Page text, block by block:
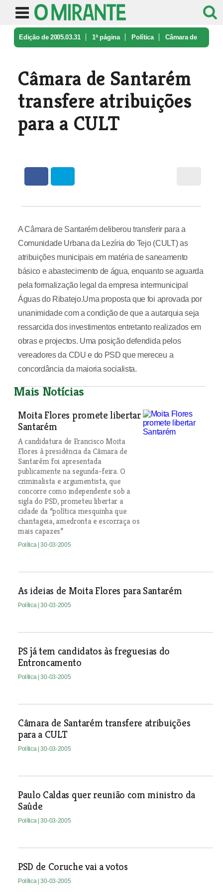
Edição de 2005.03.31 1ª página Política Câmara de
Câmara de Santarém
transfere atribuições
para a CULT
A Câmara de Santarém deliberou transferir para a
Comunidade Urbana da Lezíria do Tejo (CULT) as
atribuições municipais em matéria de saneamento
básico e abastecimento de água, enquanto se aguarda
pela formalização legal da empresa intermunicipal
Águas do Ribatejo.Uma proposta que foi aprovada por
unanimidade com a condição de que a autarquia seja
ressarcida dos investimentos entretanto realizados em
obras e projectos. Uma posição defendida pelos
vereadores da CDU e do PSD que mereceu a
concordância da maioria socialista.
Mais Notícias
Moita Flores promete libertar
Santarém
A candidatura de Francisco Moita
Flores à presidência da Câmara de
Santarém foi apresentada
publicamente na segunda-feira. O
criminalista e argumentista, que
concorre como independente sob a
sigla do PSD, prometeu libertar a
cidade da “política mesquinha que
chantageia, amedronta e escorraça os
mais capazes”
Política | 30-03-2005
As ideias de Moita Flores para Santarém
Política | 30-03-2005
PS já tem candidatos às freguesias do
Entroncamento
Política | 30-03-2005
Câmara de Santarém transfere atribuições
para a CULT
Política | 30-03-2005
Paulo Caldas quer reunião com ministro da
Saúde
Política | 30-03-2005
PSD de Coruche vai a votos
Política | 30-03-2005